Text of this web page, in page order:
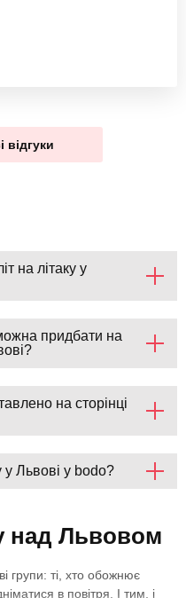
відгуки
на літаку у
придбати на
на сторінці
у Львові у bodo?
над Львовом
групи: ті, хто обожнює
в повітря. І тим, і